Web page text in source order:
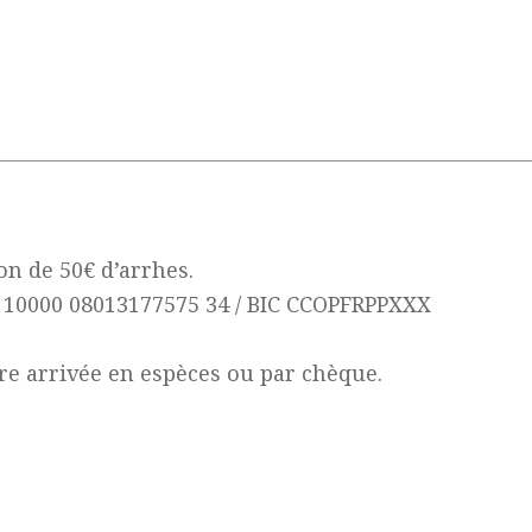
de 50€ d’arrhes.
08013177575 34 / BIC CCOPFRPPXXX
arrivée en espèces ou par chèque.